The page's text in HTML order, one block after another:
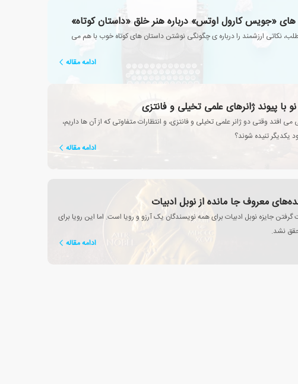
«جویس کارول اوتس» درباره هنر خلق «داستان کوتاه»
نکاتی ارزشمند را درباره ی چگونگی نوشتن داستان های کوتاه خوب با هم می
ادامه مقاله
با پیوند ژانرهای علمی تخیلی و فانتزی
می افتد وقتی دو ژانر علمی تخیلی و فانتزی، و انتظارات متفاوتی که از آن ها داریم،
یکدیگر تنیده شوند؟
ادامه مقاله
معروف جا مانده از نوبل ادبیات
جایزه نوبل ادبیات برای همه نویسندگان یک آرزو و رویا است. اما این رویا برای
نشد.
ادامه مقاله